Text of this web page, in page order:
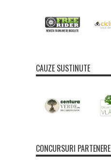
CAUZE SUSTINUTE
CONCURSURI PARTENERE